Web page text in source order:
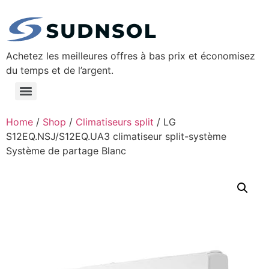
Achetez les meilleures offres à bas prix et économisez
du temps et de l’argent.
Home / Shop / Climatiseurs split / LG
S12EQ.NSJ/S12EQ.UA3 climatiseur split-système
Système de partage Blanc